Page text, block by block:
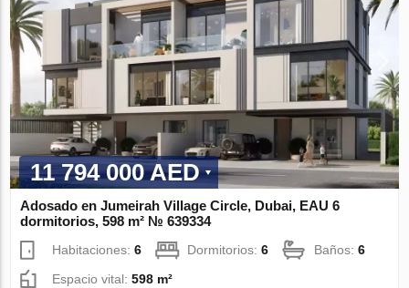
11 794 000 AED
Adosado en Jumeirah Village Circle, Dubai, EAU 6
dormitorios, 598 m² № 639334
Habitaciones:6 Dormitorios:6 Baños:6
Espacio vital:598 m²